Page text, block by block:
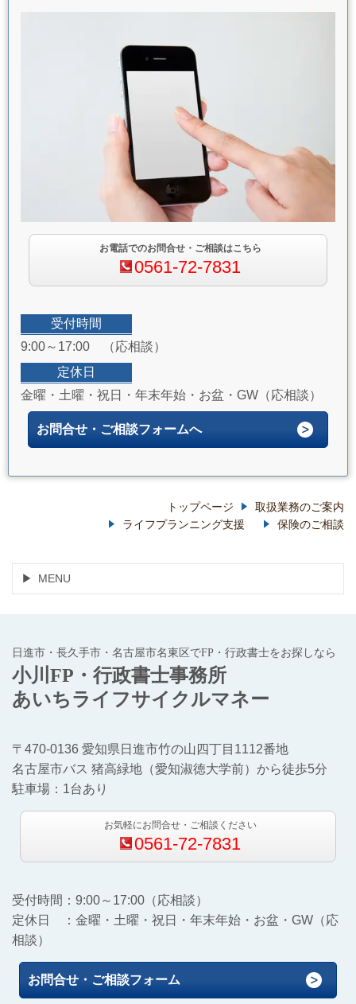
お電話でのお問合せ・ご相談はこちら
0561-72-7831
受付時間
9:00～17:00 （応相談）
定休日
金曜・土曜・祝日・年末年始・お盆・GW（応相談）
お問合せ・ご相談フォームへ
トップページ
取扱業務のご案内
ライフプランニング支援
保険のご相談
MENU
日進市・長久手市・名古屋市名東区でFP・行政書士をお探しなら
小川FP・行政書士事務所
あいちライフサイクルマネー
〒470-0136 愛知県日進市竹の山四丁目1112番地
名古屋市バス 猪高緑地（愛知淑徳大学前）から徒歩5分
駐車場：1台あり
お気軽にお問合せ・ご相談ください
0561-72-7831
受付時間：9:00～17:00（応相談）
定休日 ：金曜・土曜・祝日・年末年始・お盆・GW（応
相談）
お問合せ・ご相談フォーム